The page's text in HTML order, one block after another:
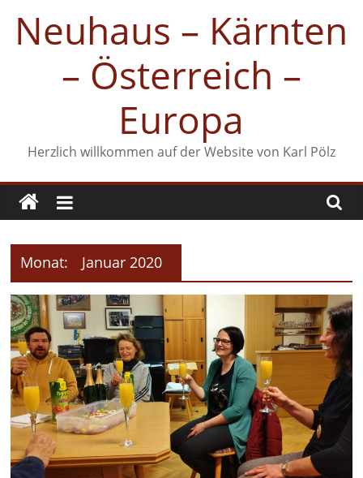
Inhalt
springen
Neuhaus – Kärnten
– Österreich –
Europa
Herzlich willkommen auf der Website von Karl Pölz
Monat: Januar 2020